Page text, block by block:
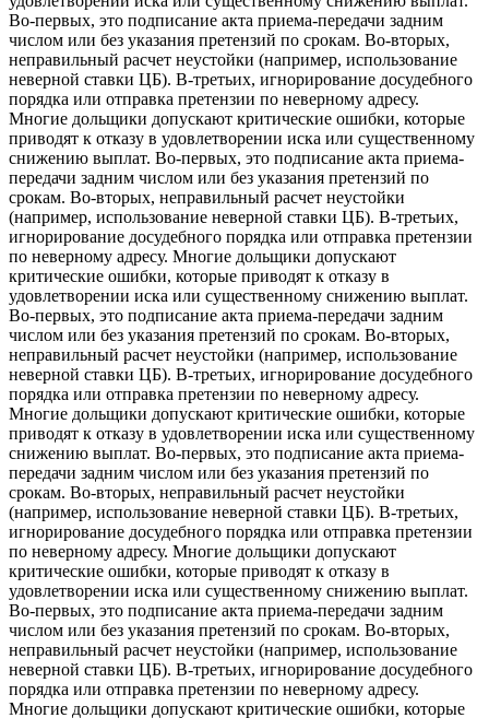
Во-первых, это подписание акта приема-передачи задним
числом или без указания претензий по срокам. Во-вторых,
неправильный расчет неустойки (например, использование
неверной ставки ЦБ). В-третьих, игнорирование досудебного
порядка или отправка претензии по неверному адресу.
Многие дольщики допускают критические ошибки, которые
приводят к отказу в удовлетворении иска или существенному
снижению выплат. Во-первых, это подписание акта приема-
передачи задним числом или без указания претензий по
срокам. Во-вторых, неправильный расчет неустойки
(например, использование неверной ставки ЦБ). В-третьих,
игнорирование досудебного порядка или отправка претензии
по неверному адресу. Многие дольщики допускают
критические ошибки, которые приводят к отказу в
удовлетворении иска или существенному снижению выплат.
Во-первых, это подписание акта приема-передачи задним
числом или без указания претензий по срокам. Во-вторых,
неправильный расчет неустойки (например, использование
неверной ставки ЦБ). В-третьих, игнорирование досудебного
порядка или отправка претензии по неверному адресу.
Многие дольщики допускают критические ошибки, которые
приводят к отказу в удовлетворении иска или существенному
снижению выплат. Во-первых, это подписание акта приема-
передачи задним числом или без указания претензий по
срокам. Во-вторых, неправильный расчет неустойки
(например, использование неверной ставки ЦБ). В-третьих,
игнорирование досудебного порядка или отправка претензии
по неверному адресу. Многие дольщики допускают
критические ошибки, которые приводят к отказу в
удовлетворении иска или существенному снижению выплат.
Во-первых, это подписание акта приема-передачи задним
числом или без указания претензий по срокам. Во-вторых,
неправильный расчет неустойки (например, использование
неверной ставки ЦБ). В-третьих, игнорирование досудебного
порядка или отправка претензии по неверному адресу.
Многие дольщики допускают критические ошибки, которые